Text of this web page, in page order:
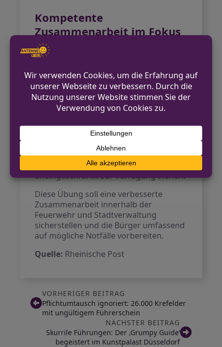
Kompetente
Zusammenarbeit im Fokus
Bürgermeisterin Ursula Baum hat
Beeinträchtigungen während der
Übung und betont die Wichtigkeit der
Sicherheit für die Bürgerinnen und
Bürger von Kaarst. Die Bevölkerung ist
eingeladen, sich an den
Notrufinformationspunkten zu
informieren, deren Standorte auf der
städtischen Webseite veröffentlicht
sind. Die Notrufnummern 112 und 110
werden während der Übung
uneingeschränkt zur Verfügung stehen.
Diese Übung soll eine verbesserte
Zusammenarbeit innerhalb der
Feuerwehr und Stadtverwaltung
sicherstellen und die Bürger umfassend
auf mögliche Notfälle vorbereiten.
Quelle: Rheinische Post
VORHERIGER BEITRAG
Pflichtumtausch ignoriert: 26.000 Krefelder
mit ungültigem Führerschein
NÄCHSTER BEITRAG
Skurrile Führungen: Der ‚Grumpy Guide‘
begeistert im Kunstpalast Düsseldorf